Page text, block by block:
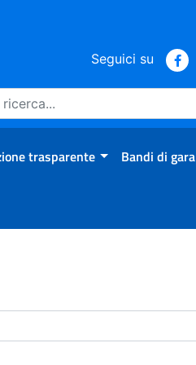
Seguici su
trasparente Bandi di gara